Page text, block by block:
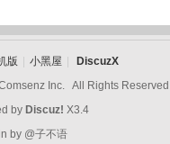
版 小黑屋
DiscuzX
Inc. All Rights
by Discuz! X3.4
by @子不语